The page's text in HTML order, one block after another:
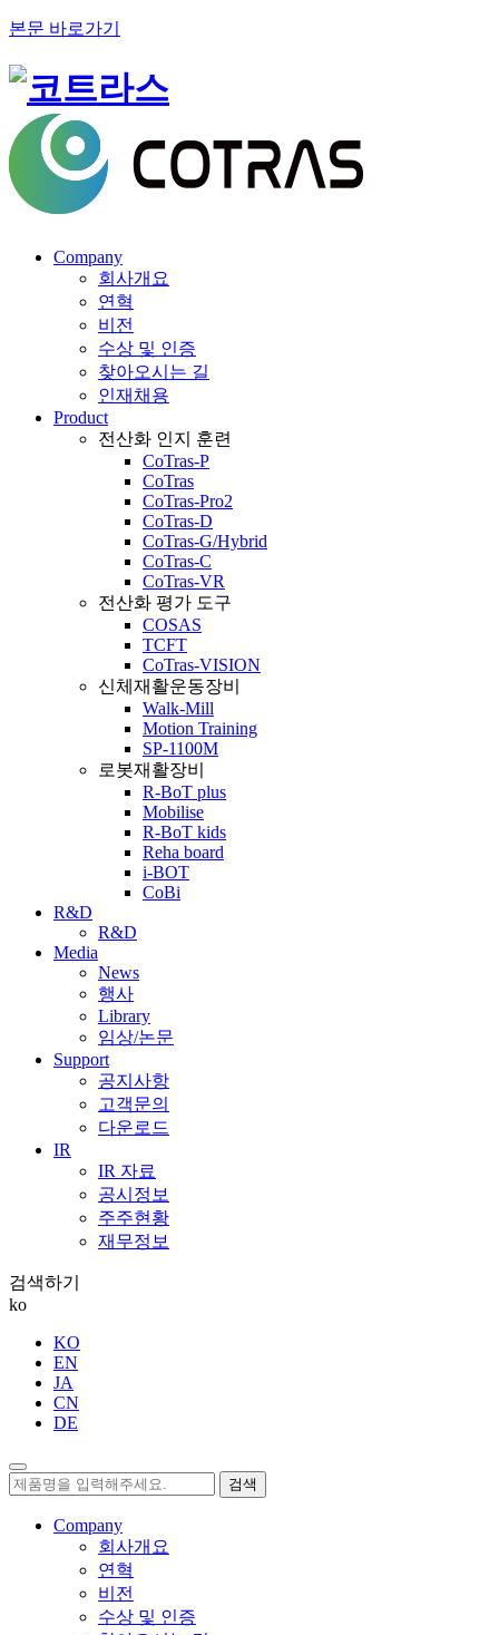
본문 바로가기
Company
회사개요
연혁
비전
수상 및 인증
찾아오시는 길
인재채용
Product
전산화 인지 훈련
CoTras-P
CoTras
CoTras-Pro2
CoTras-D
CoTras-G/Hybrid
CoTras-C
CoTras-VR
전산화 평가 도구
COSAS
TCFT
CoTras-VISION
신체재활운동장비
Walk-Mill
Motion Training
SP-1100M
로봇재활장비
R-BoT plus
Mobilise
R-BoT kids
Reha board
i-BOT
CoBi
R&D
R&D
Media
News
행사
Library
임상/논문
Support
공지사항
고객문의
다운로드
IR
IR 자료
공시정보
주주현황
재무정보
검색하기
ko
KO
EN
JA
CN
DE
검색
Company
회사개요
연혁
비전
수상 및 인증